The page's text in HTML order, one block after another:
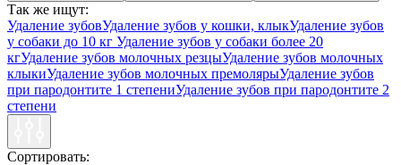
Так же ищут:
Удаление зубовУдаление зубов у кошки, клыкУдаление зубов
у собаки до 10 кг Удаление зубов у собаки более 20
кгУдаление зубов молочных резцыУдаление зубов молочных
клыкиУдаление зубов молочных премолярыУдаление зубов
при пародонтите 1 степениУдаление зубов при пародонтите 2
степени
Сортировать: